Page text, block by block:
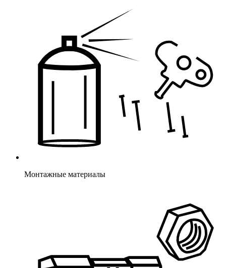
Монтажные материалы